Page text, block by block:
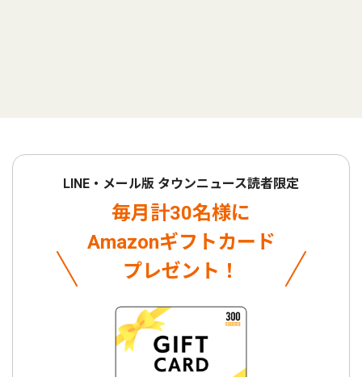
LINE・メール版 タウンニュース読者限定
毎月計30名様に
Amazonギフトカード
プレゼント！